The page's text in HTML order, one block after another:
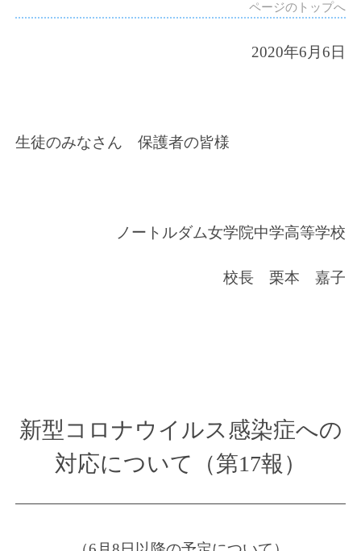
ページのトップへ
2020年6月6日
生徒のみなさん 保護者の皆様
ノートルダム女学院中学高等学校
校長 栗本 嘉子
新型コロナウイルス感染症への
対応について（第17報）